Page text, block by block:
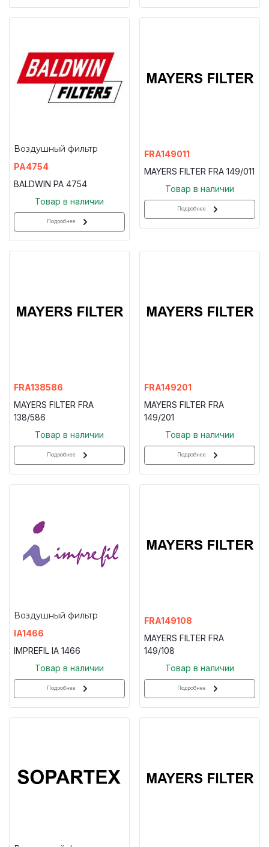
Воздушный фильтр
PA4754
BALDWIN PA 4754
Товар в наличии
Подробнее
FRA149011
MAYERS FILTER FRA 149/011
Товар в наличии
Подробнее
FRA138586
MAYERS FILTER FRA
138/586
Товар в наличии
Подробнее
FRA149201
MAYERS FILTER FRA
149/201
Товар в наличии
Подробнее
Воздушный фильтр
IA1466
IMPREFIL IA 1466
Товар в наличии
Подробнее
FRA149108
MAYERS FILTER FRA
149/108
Товар в наличии
Подробнее